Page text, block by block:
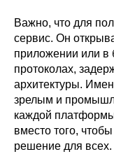
Важно, что для
сервис. Он
приложении или в
протоколах,
архитектуры.
зрелым и
каждой
вместо того,
решение для всех.